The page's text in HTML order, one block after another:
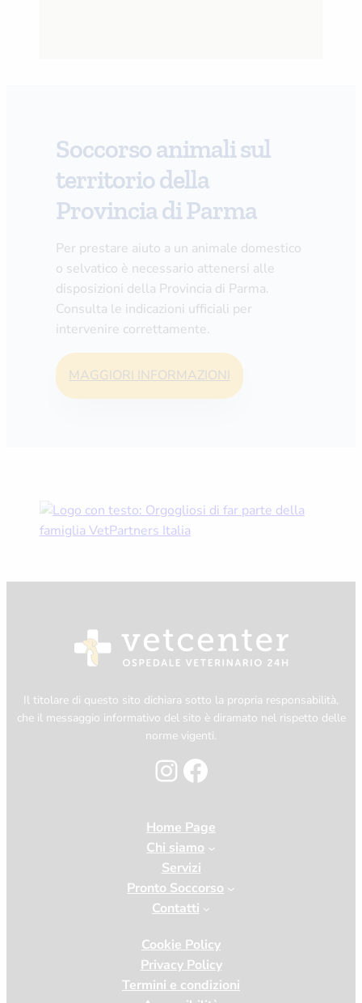
Soccorso animali sul
territorio della
Provincia di Parma
Per prestare aiuto a un animale domestico
o selvatico è necessario attenersi alle
disposizioni della Provincia di Parma.
Consulta le indicazioni ufficiali per
intervenire correttamente.
MAGGIORI INFORMAZIONI
Il titolare di questo sito dichiara sotto la propria responsabilità,
che il messaggio informativo del sito è diramato nel rispetto delle
norme vigenti.
Instagram
Facebook
Home Page
Chi siamo
Servizi
Pronto Soccorso
Contatti
Cookie Policy
Privacy Policy
Termini e condizioni